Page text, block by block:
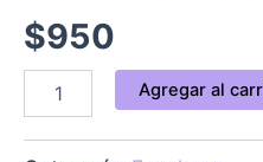
$950
Agregar al